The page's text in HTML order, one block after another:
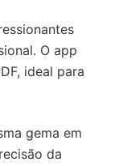
O app
ideal para
gema em
da